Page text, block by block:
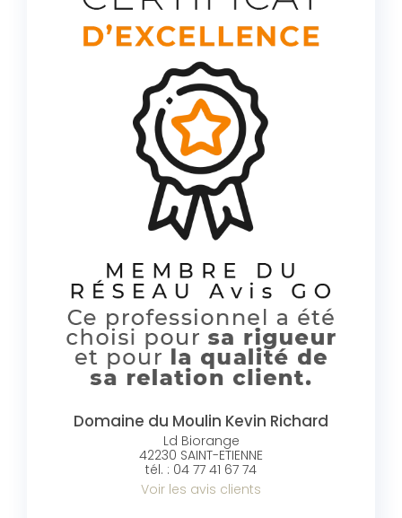
Domaine du Moulin Kevin Richard
Ld Biorange
42230 SAINT-ETIENNE
tél. : 04 77 41 67 74
Voir les avis clients